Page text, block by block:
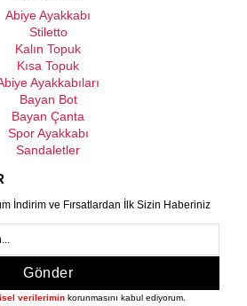
Abiye Ayakkabı
Stiletto
Kalın Topuk
Kısa Topuk
Ayakkabıları
Bayan Bot
Bayan Çanta
Spor Ayakkabı
Sandaletler
İndirim ve Fırsatlardan İlk Sizin Haberiniz
Gönder
verilerimin korunmasını kabul ediyorum.